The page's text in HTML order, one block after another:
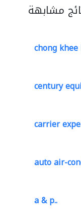
مشابهة
chong
century
carrier
auto air-
a & p..